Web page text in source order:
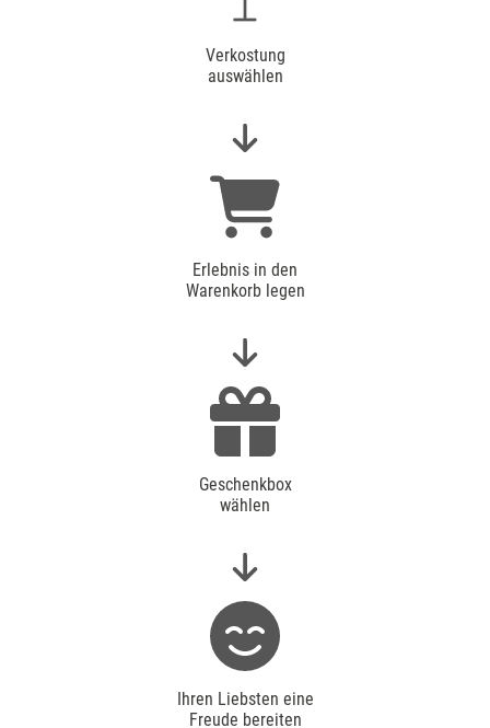
Verkostung
auswählen
Erlebnis in den
Warenkorb legen
Geschenkbox
wählen
Ihren Liebsten eine
Freude bereiten